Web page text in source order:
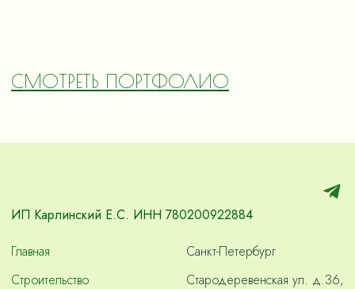
СМОТРЕТЬ ПОРТФОЛИО
ИП Карлинский Е.С. ИНН 780200922884
Главная
Строительство
Санкт-Петербург
Стародеревенская ул. д.36,